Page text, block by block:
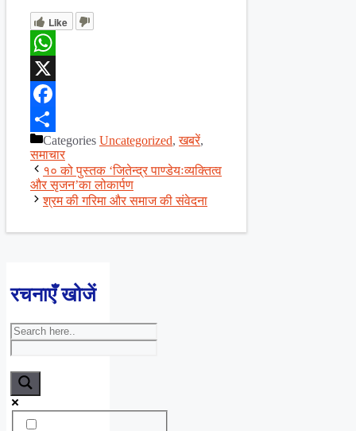
Like
WhatsApp
X
Facebook
ShareCategories Uncategorized,खबरें,
समाचार
१० को पुस्तक ‘जितेन्द्र पाण्डेयःव्यक्तित्व
और सृजन’का लोकार्पण
श्रम की गरिमा और समाज की संवेदना
रचनाएँ खोजें